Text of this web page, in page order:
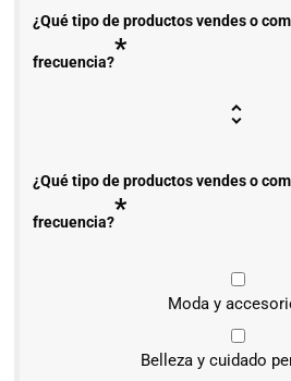
¿Qué tipo de productos vendes o
frecuencia?*
¿Qué tipo de productos vendes o
frecuencia?*
Moda y
Belleza y cuidado